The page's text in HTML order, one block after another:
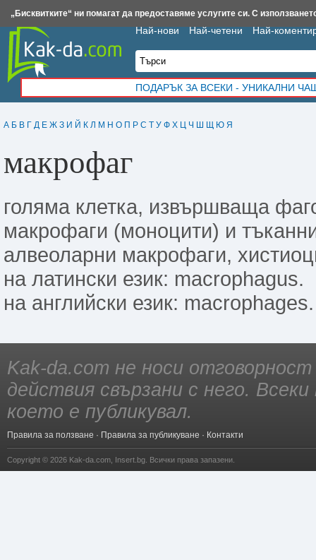
А Б В Г Д Е Ж З И Й К Л М Н О П Р С Т У Ф Х Ц Ч Ш Щ Ю Я
макрофаг
голяма клетка, извършваща
макрофаги (моноцити) и
алвеоларни макрофаги,
на латински език: macrophagus.
на английски език: macrophagеs.
Най-нови Най-четени Най-
ПОДАРЪК ЗА ВСЕКИ - УНИКАЛНИ
Insert.bg Framar.bg Kak-da.com Iztochnik.com BauBau.bg NewAge.bg
Kak-da.com не носи
действия свързани с него.
което е публикувал.
Правила за ползване · Правила за публикуване · Контакти
Copyright © 2026 Kak-da.com Insert.bg . Всички права запазени.
„Бисквитките“ ни помагат да предоставяме услугите си. С